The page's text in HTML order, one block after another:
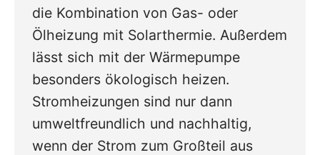
die Kombination von Gas- oder
Ölheizung mit Solarthermie. Außerdem
lässt sich mit der Wärmepumpe
besonders ökologisch heizen.
Stromheizungen sind nur dann
umweltfreundlich und nachhaltig,
wenn der Strom zum Großteil aus